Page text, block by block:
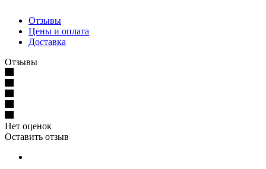
Отзывы
Цены и оплата
Доставка
Отзывы
Нет оценок
Оставить отзыв